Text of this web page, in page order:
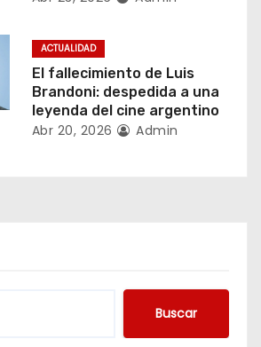
ACTUALIDAD
El fallecimiento de Luis
Brandoni: despedida a una
leyenda del cine argentino
Abr 20, 2026 Admin
Buscar